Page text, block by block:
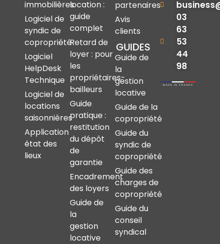
immobilières
Logiciel de
syndic de
copropriété
Logiciel
HelpDesk
Technique
Logiciel de
locations
saisonnières
Application
état des
lieux
location :
guide
complet
Retard de
loyer : pour
les
propriétaires-
bailleurs
Guide
pratique :
restitution
du dépôt
de
garantie
Encadrement
des loyers
Guide de
la
gestion
locative
partenaires
Avis
clients
GUIDES
Guide de
la
gestion
locative
Guide de la
copropriété
Guide du
syndic de
copropriété
Guide des
charges de
copropriété
Guide du
conseil
syndical
03
63
53
44
98